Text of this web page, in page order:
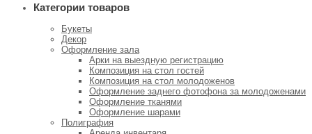
Категории товаров
Букеты
Декор
Оформление зала
Арки на выездную регистрацию
Композиция на стол гостей
Композиция на стол молодоженов
Оформление заднего фотофона за молодоженами
Оформление тканями
Оформление шарами
Полиграфия